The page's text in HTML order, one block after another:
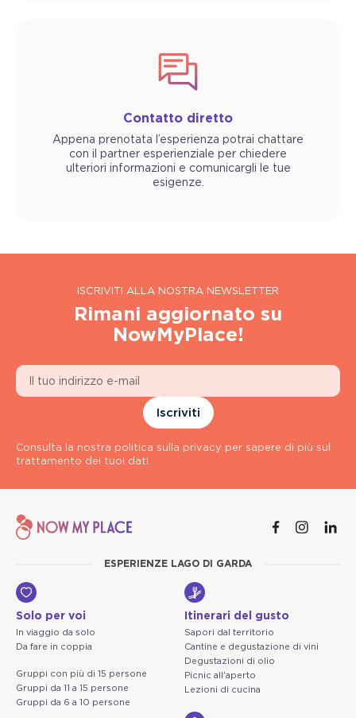
Contatto diretto
Appena prenotata l’esperienza potrai chattare
con il partner esperienziale per chiedere
ulteriori informazioni e comunicargli le tue
esigenze.
ISCRIVITI ALLA NOSTRA NEWSLETTER
Rimani aggiornato su
NowMyPlace!
Iscriviti
Consulta la nostra politica sulla privacy per sapere di più sul
trattamento dei tuoi dati.
ESPERIENZE LAGO DI GARDA
Solo per voi
In viaggio da solo
Da fare in coppia
Gruppi con più di 15 persone
Gruppi da 11 a 15 persone
Gruppi da 6 a 10 persone
Itinerari del gusto
Sapori dal territorio
Cantine e degustazione di vini
Degustazioni di olio
Picnic all'aperto
Lezioni di cucina